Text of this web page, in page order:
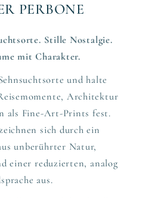
PERBONE
Stille Nostalgie.
mit Charakter.
und halte
Architektur
als Fine-Art-Prints fest.
sich durch ein
unberührter Natur,
einer reduzierten, analog
aus.